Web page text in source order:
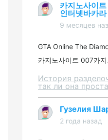
카지노사이
인터넷바카라
9 месяцев
GTA Online The
카지노사이트 007카
История
так ли она
Гузелия
2 года назад